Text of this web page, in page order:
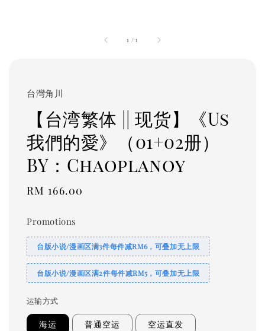
1 /1
台灣角川
【台湾繁体 || 现货】《Us
我們的愛》（01+02册）
BY：Chaoplanoy
Regular
RM 166.00
Promotions
台版小说/漫画区满3件每件减RM6，可叠加无上限
台版小说/漫画区满2件每件减RM5，可叠加无上限
运输方式
海运 普通空运 空运直发